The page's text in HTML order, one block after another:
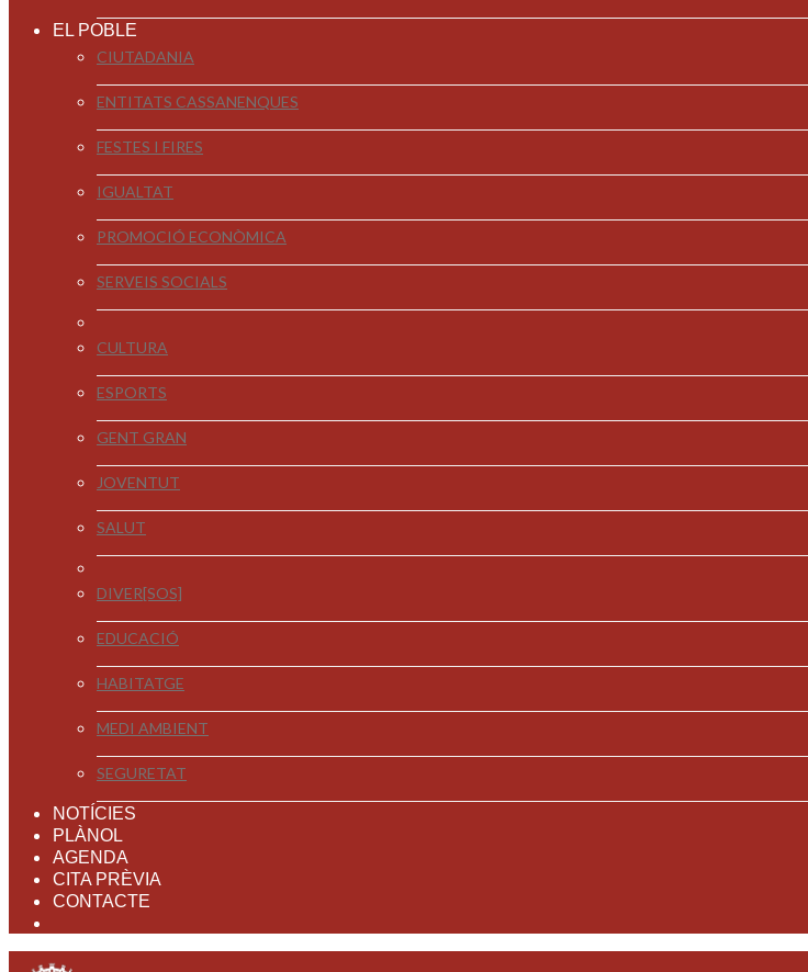
EL POBLE
CIUTADANIA
ENTITATS CASSANENQUES
FESTES I FIRES
IGUALTAT
PROMOCIÓ ECONÒMICA
SERVEIS SOCIALS
CULTURA
ESPORTS
GENT GRAN
JOVENTUT
SALUT
DIVER[SOS]
EDUCACIÓ
HABITATGE
MEDI AMBIENT
SEGURETAT
NOTÍCIES
PLÀNOL
AGENDA
CITA PRÈVIA
CONTACTE